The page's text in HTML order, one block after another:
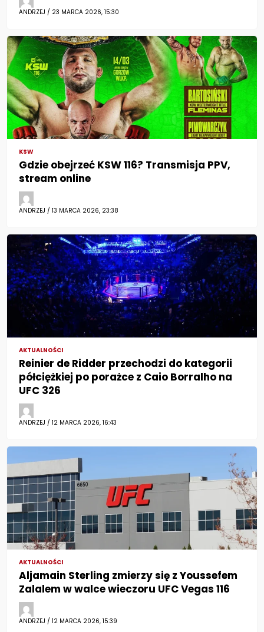
ANDRZEJ / 23 MARCA 2026, 15:30
KSW
Gdzie obejrzeć KSW 116? Transmisja PPV,
stream online
ANDRZEJ / 13 MARCA 2026, 23:38
AKTUALNOŚCI
Reinier de Ridder przechodzi do kategorii
półciężkiej po porażce z Caio Borralho na
UFC 326
ANDRZEJ / 12 MARCA 2026, 16:43
AKTUALNOŚCI
Aljamain Sterling zmierzy się z Youssefem
Zalalem w walce wieczoru UFC Vegas 116
ANDRZEJ / 12 MARCA 2026, 15:39